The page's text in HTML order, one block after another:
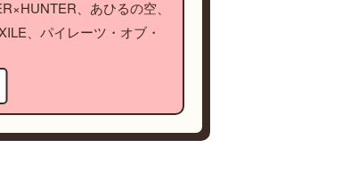
、あひるの空、
、パイレーツ・オブ・